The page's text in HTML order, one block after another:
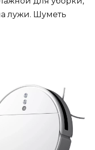
лужи. Шуметь